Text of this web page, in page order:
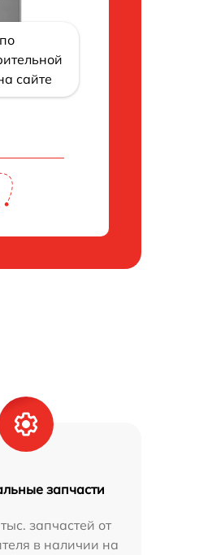
сайте
запчасти
запчастей от
в наличии на